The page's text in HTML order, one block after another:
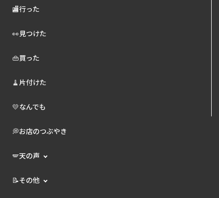
🏬行った
👀見つけた
👜買った
🧹片付けた
💛なんでも
💭お店のつぶやき
🪽天の声
📝その他